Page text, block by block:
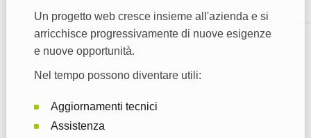
Un progetto web cresce insieme all'azienda e si
arricchisce progressivamente di nuove esigenze
e nuove opportunità.
Nel tempo possono diventare utili:
Aggiornamenti tecnici
Assistenza